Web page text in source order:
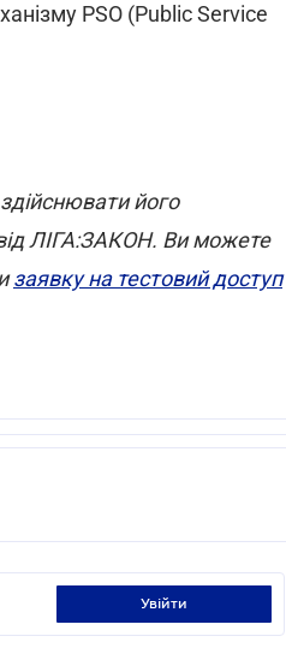
PSO (Public Service
його
ЛІГА:ЗАКОН. Ви можете
заявку на тестовий доступ
увійти